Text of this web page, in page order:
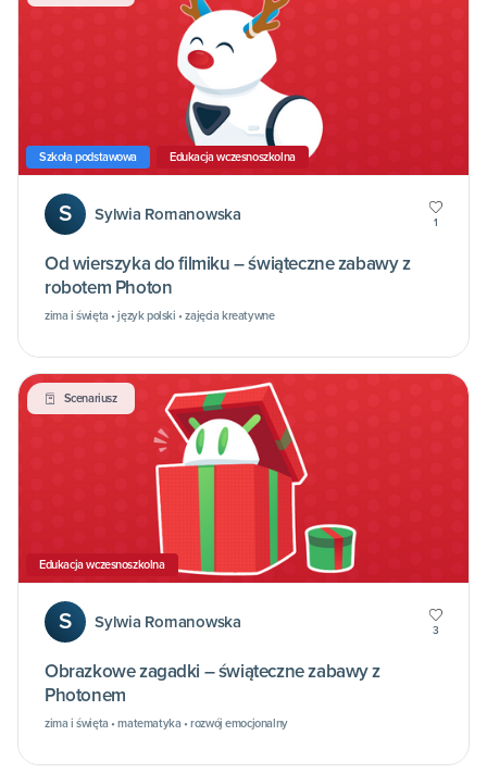
Szkoła podstawowa Edukacja wczesnoszkolna
S Sylwia Romanowska 1
Od wierszyka do filmiku – świąteczne zabawy z
robotem Photon
zima i święta • język polski • zajęcia kreatywne
Scenariusz
Edukacja wczesnoszkolna
S Sylwia Romanowska 3
Obrazkowe zagadki – świąteczne zabawy z
Photonem
zima i święta • matematyka • rozwój emocjonalny